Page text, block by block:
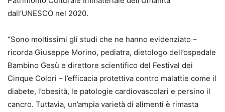
dall’UNESCO nel 2020.
“Sono moltissimi gli studi che ne hanno evidenziato –
ricorda Giuseppe Morino, pediatra, dietologo dell’ospedale
Bambino Gesù e direttore scientifico del Festival dei
Cinque Colori – l’efficacia protettiva contro malattie come il
diabete, l’obesità, le patologie cardiovascolari e persino il
cancro. Tuttavia, un’ampia varietà di alimenti è rimasta